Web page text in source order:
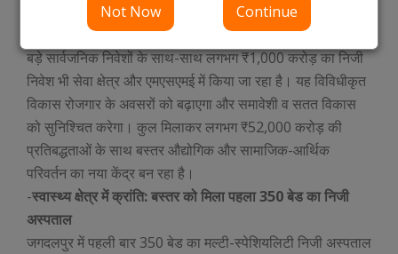
की आधारभूत संरचना को मजबूती प्रदान कर रहे हैं।
निजी निवेश और समावेशी विकास
बड़े सार्वजनिक निवेशों के साथ-साथ लगभग ₹1,000 करोड़ का निजी
निवेश भी सेवा क्षेत्र और एमएसएमई में किया जा रहा है। यह विविधीकृत
विकास रोजगार के अवसरों को बढ़ाएगा और समावेशी व सतत विकास
को सुनिश्चित करेगा। कुल मिलाकर लगभग ₹52,000 करोड़ की
प्रतिबद्धताओं के साथ बस्तर औद्योगिक और सामाजिक-आर्थिक
परिवर्तन का नया केंद्र बन रहा है।
-स्वास्थ्य क्षेत्र में क्रांति: बस्तर को मिला पहला 350 बेड का निजी
अस्पताल
जगदलपुर में पहली बार 350 बेड का मल्टी-स्पेशियलिटी निजी अस्पताल
Not Now Continue